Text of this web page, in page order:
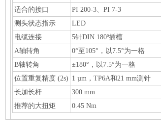
适合的接口
PI 200-3、PI 7-3
测头状态指示
LED
电缆连接
5针DIN 180º插槽
A轴转角
0°至105°，以7.5°为一格
B轴转角
±180°，以7.5°为一格
位置重复精度 (2s) 1 µm，TP6A和21 mm测针
长加长杆
300 mm
推荐的大扭矩
0.45 Nm